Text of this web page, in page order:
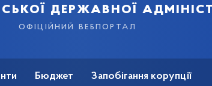
державної
офіційний вебпортал
Бюджет Запобігання корупції